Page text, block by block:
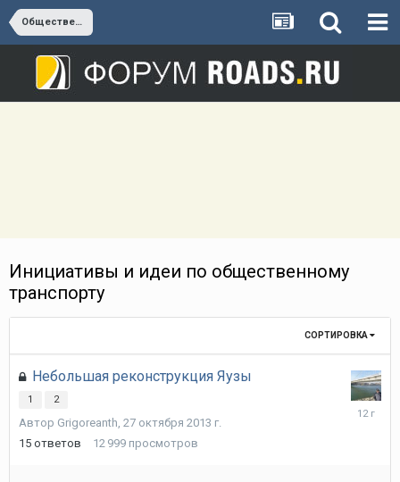
Общественный транспорт
Инициативы и идеи по общественному
транспорту
СОРТИРОВКА
Небольшая реконструкция Яузы
1 2
Автор Grigoreanth, 27 октября 2013 г.
15 ответов 12 999 просмотров
18